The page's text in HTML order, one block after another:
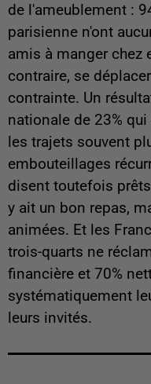
de l'ameublement :
parisienne n'ont
amis à manger chez
contraire, se
contrainte. Un
nationale de 23%
les trajets souvent
embouteillages
disent toutefois
y ait un bon repas,
animées. Et les
trois-quarts ne
financière et 70%
systématiquement
leurs invités.